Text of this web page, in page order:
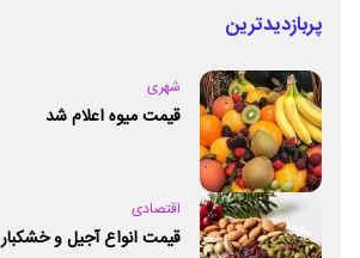
پربازدیدترین
شهری
قیمت میوه اعلام شد
اقتصادی
قیمت انواع آجیل و خشکبار